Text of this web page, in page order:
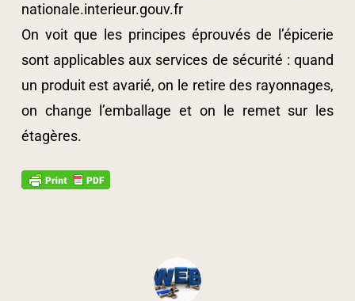
nationale.interieur.gouv.fr
On voit que les principes éprouvés de l’épicerie
sont applicables aux services de sécurité : quand
un produit est avarié, on le retire des rayonnages,
on change l’emballage et on le remet sur les
étagères.